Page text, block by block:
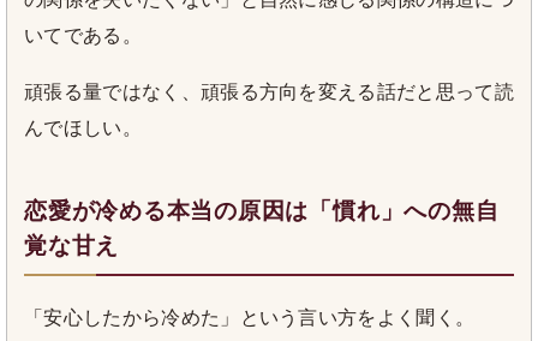
いてである。
頑張る量ではなく、頑張る方向を変える話だと思って読
んでほしい。
恋愛が冷める本当の原因は「慣れ」への無自
覚な甘え
「安心したから冷めた」という言い方をよく聞く。